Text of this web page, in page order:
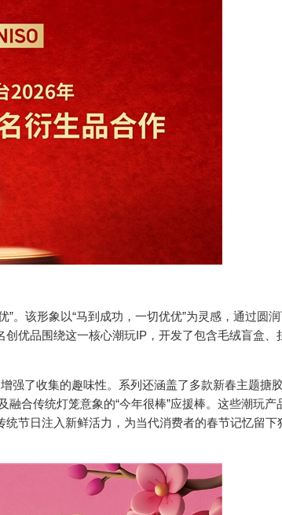
该形象以“马到成功，一切优优”为灵感，通过圆润
优品围绕这一核心潮玩IP，开发了包含毛绒盲盒、
了收集的趣味性。系列还涵盖了多款新春主题搪
融合传统灯笼意象的“今年很棒”应援棒。这些潮玩产
节日注入新鲜活力，为当代消费者的春节记忆留下